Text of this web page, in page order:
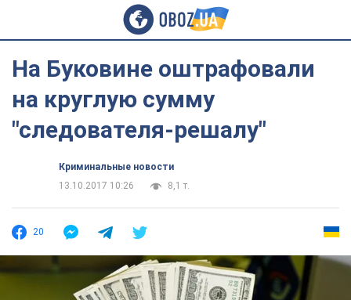
На Буковине оштрафовали
на круглую сумму
"следователя-решалу"
Криминальные новости
13.10.2017 10:26
8,1 т.
20